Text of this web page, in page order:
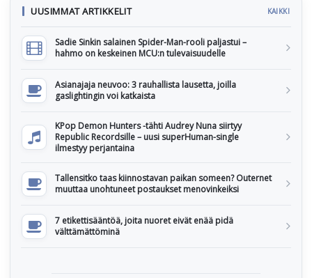
UUSIMMAT ARTIKKELIT KAIKKI
Sadie Sinkin salainen Spider-Man-rooli paljastui –
hahmo on keskeinen MCU:n tulevaisuudelle
Asianajaja neuvoo: 3 rauhallista lausetta, joilla
gaslightingin voi katkaista
KPop Demon Hunters -tähti Audrey Nuna siirtyy
Republic Recordsille – uusi superHuman-single
ilmestyy perjantaina
Tallensitko taas kiinnostavan paikan someen? Outernet
muuttaa unohtuneet postaukset menovinkeiksi
7 etikettisääntöä, joita nuoret eivät enää pidä
välttämättöminä